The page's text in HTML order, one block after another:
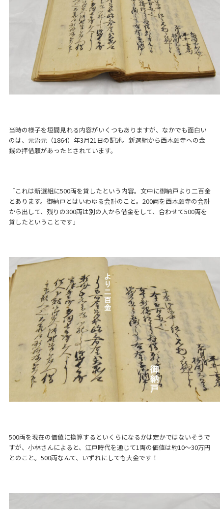
当時の様子を垣間見れる内容がいくつもありますが、なかでも面白い
のは、元治元（1864）年3月21日の記述。新選組から西本願寺への金
銭の拝借願があったとされています。
「これは新選組に500両を貸したという内容。文中に御納戸より二百金
とあります。御納戸とはいわゆる会計のこと。200両を西本願寺の会計
から出して、残りの300両は別の人から借金をして、合わせて500両を
貸したということです」
500両を現在の価値に換算するといくらになるかは定かではないそうで
すが、小林さんによると、江戸時代を通じて1両の価値は約10～30万円
とのこと。500両なんて、いずれにしても大金です！